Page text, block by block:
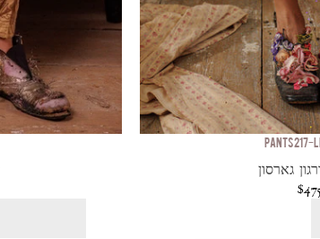
PANTS 217-
גארסון
$475